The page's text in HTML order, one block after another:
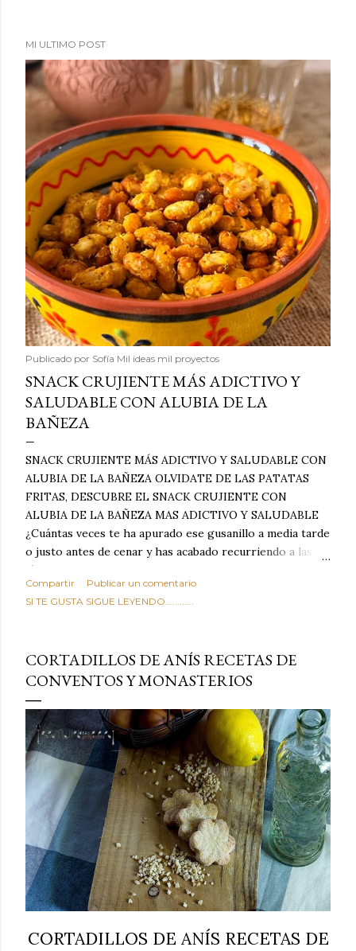
MI ULTIMO POST
Publicado por Sofía Mil ideas mil proyectos
SNACK CRUJIENTE MÁS ADICTIVO Y
SALUDABLE CON ALUBIA DE LA
BAÑEZA
SNACK CRUJIENTE MÁS ADICTIVO Y SALUDABLE CON
ALUBIA DE LA BAÑEZA OLVIDATE DE LAS PATATAS
FRITAS, DESCUBRE EL SNACK CRUJIENTE CON
ALUBIA DE LA BAÑEZA MAS ADICTIVO Y SALUDABLE
¿Cuántas veces te ha apurado ese gusanillo a media tarde
o justo antes de cenar y has acabado recurriendo a las
típicas patatas de bolsa, frutos secos fritos o snacks
ultraprocesados llenos de grasas saturadas y sodio?
Todos hemos estado ahí. Sin embargo, cuidarse no tiene
satisface. Estas alubias crujientes al horno van a cambiar
por completo tu forma de ver las legumbres. Olvídate de
asociar las alubias únicamente a los guisos tradicionales y
copiosos de invierno. Con esta receta simple pero
revolucionaria, transformaremos un ingrediente tan
humilde como la alubia de La Bañeza en un snack ligero,
dorado, cargado de proteína y 100% natural. Es el
sustituto perfecto a los frutos se...
Compartir
Publicar un comentario
SI TE GUSTA SIGUE LEYENDO............
CORTADILLOS DE ANÍS RECETAS DE
CONVENTOS Y MONASTERIOS
CORTADILLOS DE ANÍS RECETAS DE